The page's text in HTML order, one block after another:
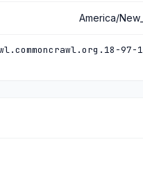
America/
18-97-14-